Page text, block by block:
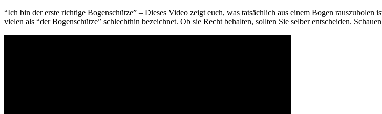
“Ich bin der erste richtige Bogenschütze” – Dieses Video zeigt euch, was tatsächlich aus einem Bogen
vielen als “der Bogenschütze” schlechthin bezeichnet. Ob sie Recht behalten, sollten Sie selber entscheiden.